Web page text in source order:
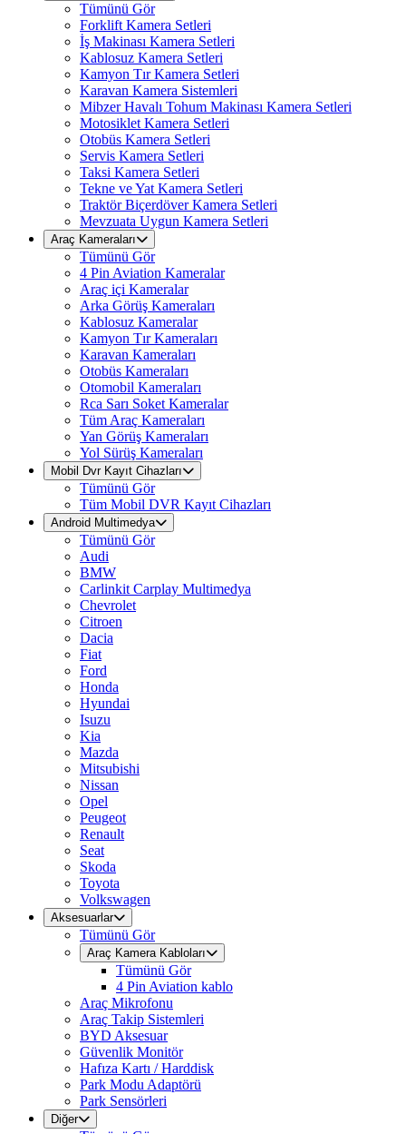
Tümünü Gör
Forklift Kamera Setleri
İş Makinası Kamera Setleri
Kablosuz Kamera Setleri
Kamyon Tır Kamera Setleri
Karavan Kamera Sistemleri
Mibzer Havalı Tohum Makinası Kamera Setleri
Motosiklet Kamera Setleri
Otobüs Kamera Setleri
Servis Kamera Setleri
Taksi Kamera Setleri
Tekne ve Yat Kamera Setleri
Traktör Biçerdöver Kamera Setleri
Mevzuata Uygun Kamera Setleri
Araç Kameraları
Tümünü Gör
4 Pin Aviation Kameralar
Araç içi Kameralar
Arka Görüş Kameraları
Kablosuz Kameralar
Kamyon Tır Kameraları
Karavan Kameraları
Otobüs Kameraları
Otomobil Kameraları
Rca Sarı Soket Kameralar
Tüm Araç Kameraları
Yan Görüş Kameraları
Yol Sürüş Kameraları
Mobil Dvr Kayıt Cihazları
Tümünü Gör
Tüm Mobil DVR Kayıt Cihazları
Android Multimedya
Tümünü Gör
Audi
BMW
Carlinkit Carplay Multimedya
Chevrolet
Citroen
Dacia
Fiat
Ford
Honda
Hyundai
Isuzu
Kia
Mazda
Mitsubishi
Nissan
Opel
Peugeot
Renault
Seat
Skoda
Toyota
Volkswagen
Aksesuarlar
Tümünü Gör
Araç Kamera Kabloları
Tümünü Gör
4 Pin Aviation kablo
Araç Mikrofonu
Araç Takip Sistemleri
BYD Aksesuar
Güvenlik Monitör
Hafıza Kartı / Harddisk
Park Modu Adaptörü
Park Sensörleri
Diğer